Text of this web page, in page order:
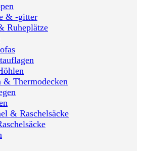
& -gitter
Ruheplätze
& Thermodecken
& Raschelsäcke